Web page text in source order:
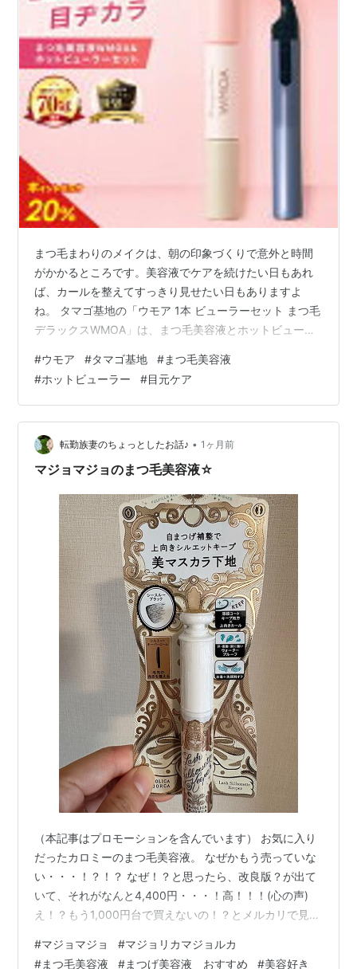
まつ毛まわりのメイクは、朝の印象づくりで意外と時間
がかかるところです。美容液でケアを続けたい日もあれ
ば、カールを整えてすっきり見せたい日もありますよ
ね。 タマゴ基地の「ウモア 1本 ビューラーセット まつ毛
デラックスWMOA」は、まつ毛美容液とホットビューラ
リーズ名はwmoa、ブランド名はタマゴ基地、原産国は日
本と確認できました。 特徴と魅力 このセットの特徴は、
まつ毛美容液とホットビューラーをまとめて用意できる
ところです。美容液だけ、ビューラーだけを別々に探す
より、まつ毛まわりのケアとメイク前の準備を一緒に考
えやすいのが助かります。 商品説明…
#ウモア #タマゴ基地 #まつ毛美容液
#ホットビューラー #目元ケア
転勤族妻のちょっとしたお話♪ • 1ヶ月前
マジョマジョのまつ毛美容液☆
（本記事はプロモーションを含んでいます） お気に入り
だったカロミーのまつ毛美容液。 なぜかもう売っていな
い・・・！？！？ なぜ！？と思ったら、改良版？が出て
いて、それがなんと4,400円・・・！高！！！(心の声)
え！？もう1,000円台で買えないの！？とメルカリで見て
新しいまつ毛美容液を購入。過去に使っていたマジョマ
#マジョマジョ #マジョリカマジョルカ
#まつ毛美容液 #まつげ美容液 おすすめ #美容好き